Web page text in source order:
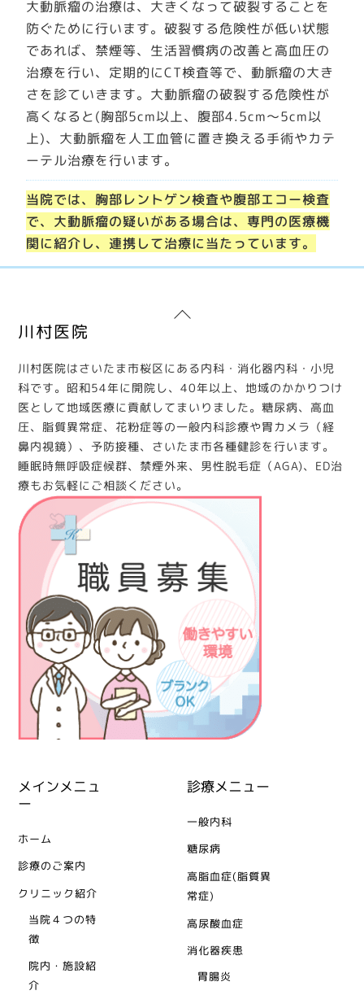
大動脈瘤の治療は、大きくなって破裂することを
防ぐために行います。破裂する危険性が低い状態
であれば、禁煙等、生活習慣病の改善と高血圧の
治療を行い、定期的にCT検査等で、動脈瘤の大き
さを診ていきます。大動脈瘤の破裂する危険性が
高くなると(胸部5cm以上、腹部4.5cm～5cm以
上)、大動脈瘤を人工血管に置き換える手術やカテ
ーテル治療を行います。
当院では、胸部レントゲン検査や腹部エコー検査
で、大動脈瘤の疑いがある場合は、専門の医療機
関に紹介し、連携して治療に当たっています。
Back
川村医院
川村医院はさいたま市桜区にある内科・消化器内科・小児
科です。昭和54年に開院し、40年以上、地域のかかりつけ
医として地域医療に貢献してまいりました。糖尿病、高血
圧、脂質異常症、花粉症等の一般内科診療や胃カメラ（経
鼻内視鏡）、予防接種、さいたま市各種健診を行います。
睡眠時無呼吸症候群、禁煙外来、男性脱毛症（AGA)、ED治
療もお気軽にご相談ください。
メインメニュ
ー
ホーム
診療のご案内
クリニック紹介
当院４つの特
徴
院内・施設紹
介
診療メニュー
一般内科
糖尿病
高脂血症(脂質異
常症)
高尿酸血症
消化器疾患
胃腸炎